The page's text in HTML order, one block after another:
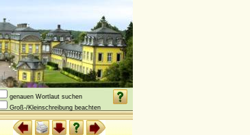
genauen Wortlaut suchen
Groß-/Kleinschreibung beachten